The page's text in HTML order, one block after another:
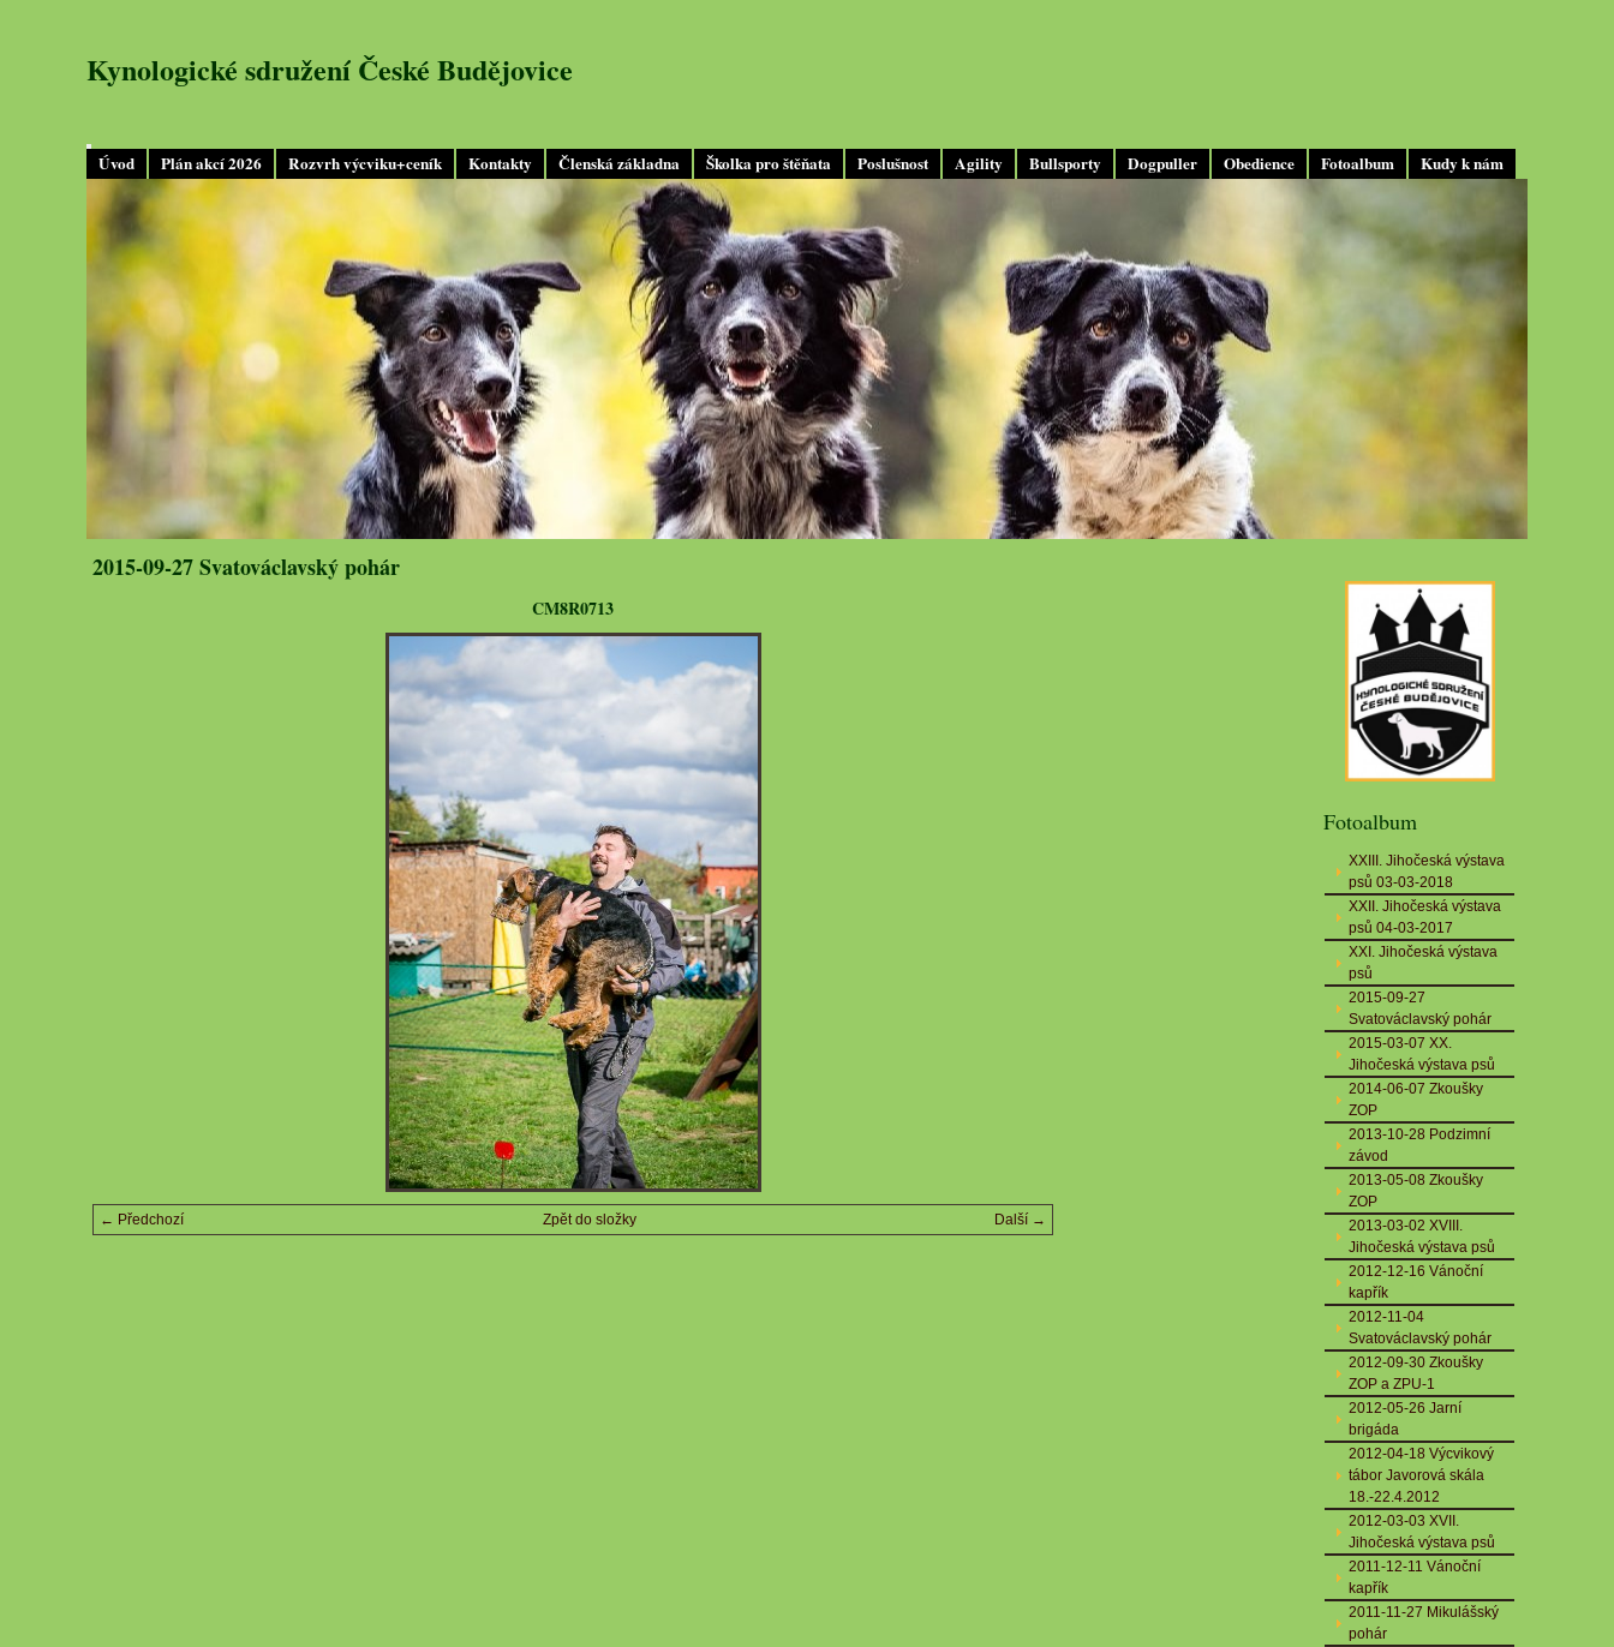
Úvod Plán akcí 2026 Rozvrh výcviku+ceník Kontakty Členská základna Školka pro štěňata Poslušnost Agility Bullsporty Dogpuller Obedience Fotoalbum Kudy k nám
Kynologické sdružení České Budějovice
2015-09-27 Svatováclavský pohár
CM8R0713
← Předchozí Další →
Zpět do složky
Fotoalbum
XXIII. Jihočeská výstava
psů 03-03-2018
XXII. Jihočeská výstava
psů 04-03-2017
XXI. Jihočeská výstava
psů
2015-09-27
Svatováclavský pohár
2015-03-07 XX.
Jihočeská výstava psů
2014-06-07 Zkoušky
ZOP
2013-10-28 Podzimní
závod
2013-05-08 Zkoušky
ZOP
2013-03-02 XVIII.
Jihočeská výstava psů
2012-12-16 Vánoční
kapřík
2012-11-04
Svatováclavský pohár
2012-09-30 Zkoušky
ZOP a ZPU-1
2012-05-26 Jarní
brigáda
2012-04-18 Výcvikový
tábor Javorová skála
18.-22.4.2012
2012-03-03 XVII.
Jihočeská výstava psů
2011-12-11 Vánoční
kapřík
2011-11-27 Mikulášský
pohár